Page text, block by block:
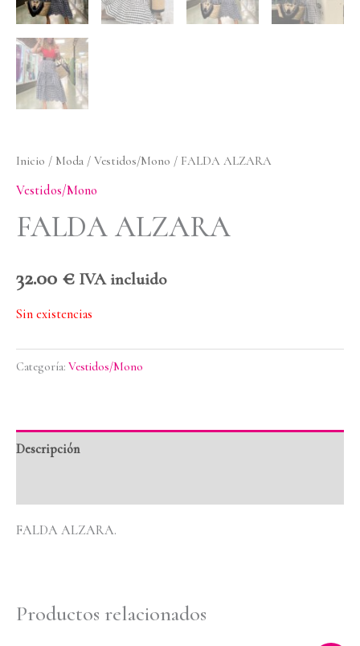
Inicio / Moda / Vestidos/Mono / FALDA ALZARA
Vestidos/Mono
FALDA ALZARA
32.00 € IVA incluido
Sin existencias
Categoría: Vestidos/Mono
Descripción
FALDA ALZARA.
Productos relacionados